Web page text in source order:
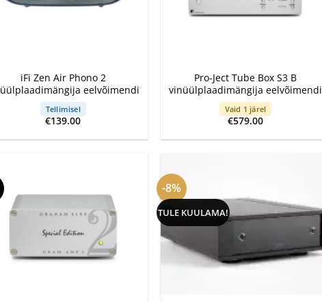
iFi Zen Air Phono 2
eelvõimendi
Tellimisel
€139.00
Pro-Ject Tube Box S3 B
vinüülplaadimängija eelvõimendi
Vaid 1 järel
€579.00
-8%
TULE KUULAMA!